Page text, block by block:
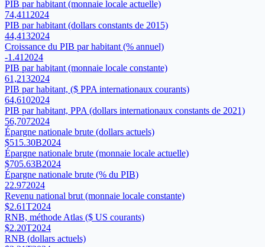
PIB par habitant (monnaie locale actuelle)
74,411 2024
PIB par habitant (dollars constants de 2015)
44,4132024
Croissance du PIB par habitant (% annuel)
-1.41 2024
PIB par habitant (monnaie locale constante)
61,2132024
PIB par habitant, ($ PPA internationaux courants)
64,6102024
PIB par habitant, PPA (dollars internationaux constants de 2021)
56,7072024
Épargne nationale brute (dollars actuels)
$515.30B2024
Épargne nationale brute (monnaie locale actuelle)
$705.63B2024
Épargne nationale brute (% du PIB)
22.972024
Revenu national brut (monnaie locale constante)
$2.61T2024
RNB, méthode Atlas ($ US courants)
$2.20T2024
RNB (dollars actuels)